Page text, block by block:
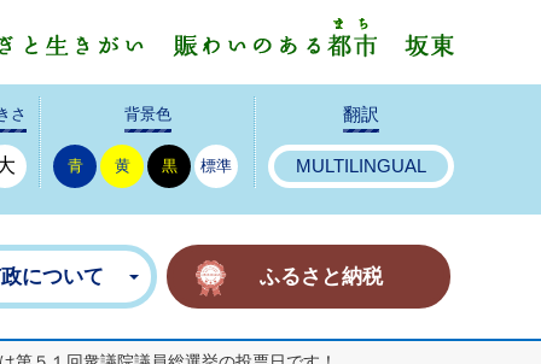
さ 背景色
青 黄 黒 標準
翻訳
MULTILINGUAL
について ふるさと納税